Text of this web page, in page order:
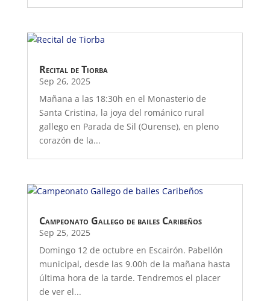
Recital de Tiorba
Sep 26, 2025
Mañana a las 18:30h en el Monasterio de
Santa Cristina, la joya del románico rural
gallego en Parada de Sil (Ourense), en pleno
corazón de la...
Campeonato Gallego de bailes Caribeños
Sep 25, 2025
Domingo 12 de octubre en Escairón. Pabellón
municipal, desde las 9.00h de la mañana hasta
última hora de la tarde. Tendremos el placer
de ver el...